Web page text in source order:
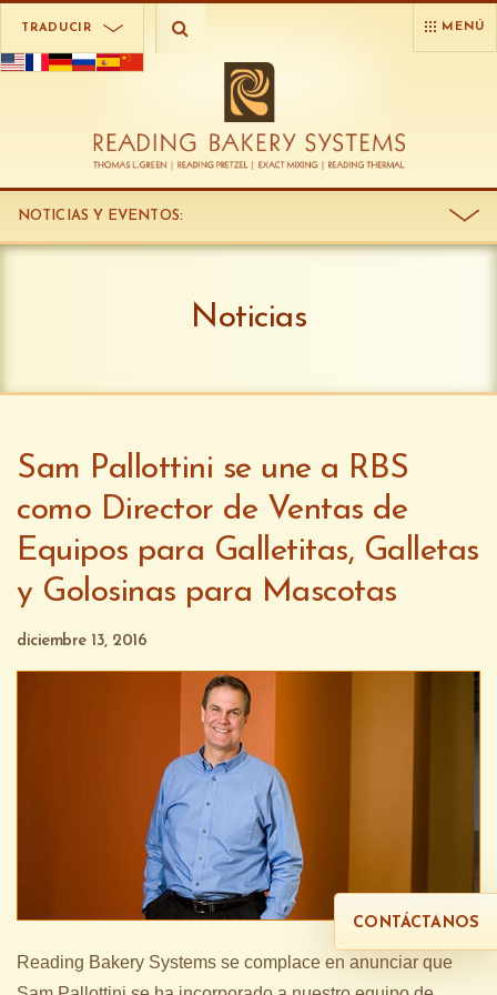
TRADUCIR MENÚ
NOTICIAS Y EVENTOS:
Noticias
Sam Pallottini se une a RBS
como Director de Ventas de
Equipos para Galletitas, Galletas
y Golosinas para Mascotas
diciembre 13, 2016
Reading Bakery Systems se complace en anunciar que
CONTÁCTANOS